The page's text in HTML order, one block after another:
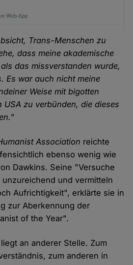
Trans-Menschen zu
dass meine akademische
das missverstanden wurde,
Es war auch nicht meine
Weise mit bigotten
USA zu verbünden, die dieses
Association reichte
ebenso wenig wie
Dawkins. Seine "Versuche
und vermitteln
Aufrichtigkeit", erklärte sie in
zur Aberkennung der
of the Year".
an anderer Stelle. Zum
zum anderen in